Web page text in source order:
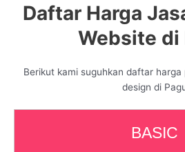
Daftar Harga
Website di
Berikut kami suguhkan daftar
design di
BASIC